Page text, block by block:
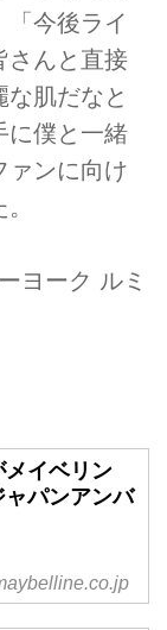
「今後ライ
さんと直接
肌だなと
に僕と一緒
ァンに向け
ヨーク ルミ
メイベリン
パンアンバ